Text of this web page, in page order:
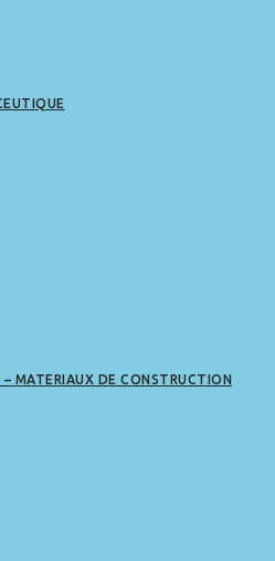
MATERIAUX DE CONSTRUCTION